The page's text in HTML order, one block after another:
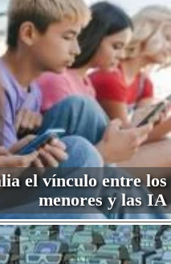
el vínculo entre los
menores y las IA